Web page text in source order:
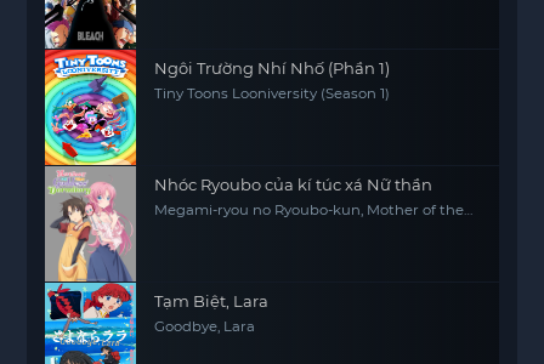
Ngôi Trường Nhí Nhố (Phần 1)
Tiny Toons Looniversity (Season 1)
Nhóc Ryoubo của kí túc xá Nữ thần
Megami-ryou no Ryoubo-kun, Mother of the
Tạm Biệt, Lara
Goodbye, Lara